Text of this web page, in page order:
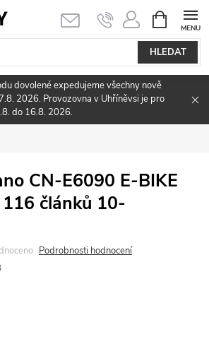
HLEDAT
NÁKUPNÍ
KOŠÍK
dovolené expedujeme všechny nově
2026. Provozovna v Uhříněvsi je pro
do 16.8. 2026.
CN-E6090 E-BIKE
článků 10-
Podrobnosti hodnocení